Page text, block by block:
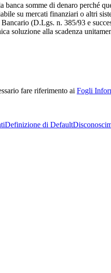
somme di denaro perché
su mercati finanziari o altri
(D.Lgs. n. 385/93 e
soluzione alla scadenza
fare riferimento ai Fogli
Definizione di Default